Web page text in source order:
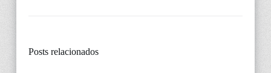
Posts relacionados